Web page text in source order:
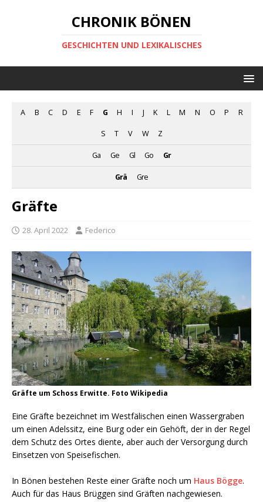
CHRONIK BÖNEN
GESCHICHTEN UND LEXIKALISCHES
A B C D E F G H I J K L M N O P R
S T V W Z
Ga Ge Gl Go Gr
Grä Gre
Gräfte
28. April 2022 Federico
Gräfte um Schoss Erwitte. Foto Wikipedia
Eine Gräfte bezeichnet im Westfälischen einen Wassergraben
um einen Adelssitz, eine Burg oder ein Gehöft, der in der Regel
dem Schutz des Ortes diente, aber auch der Versorgung durch
Einsetzen von Speisefischen.
In Bönen bestehen Reste einer Gräfte noch um Haus Bögge.
Auch für das Haus Brüggen sind Gräften nachgewiesen.